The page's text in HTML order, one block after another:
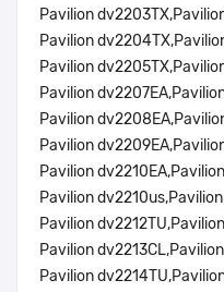
Pavilion
Pavilion
Pavilion
Pavilion
Pavilion
Pavilion
Pavilion
Pavilion
Pavilion
Pavilion
Pavilion